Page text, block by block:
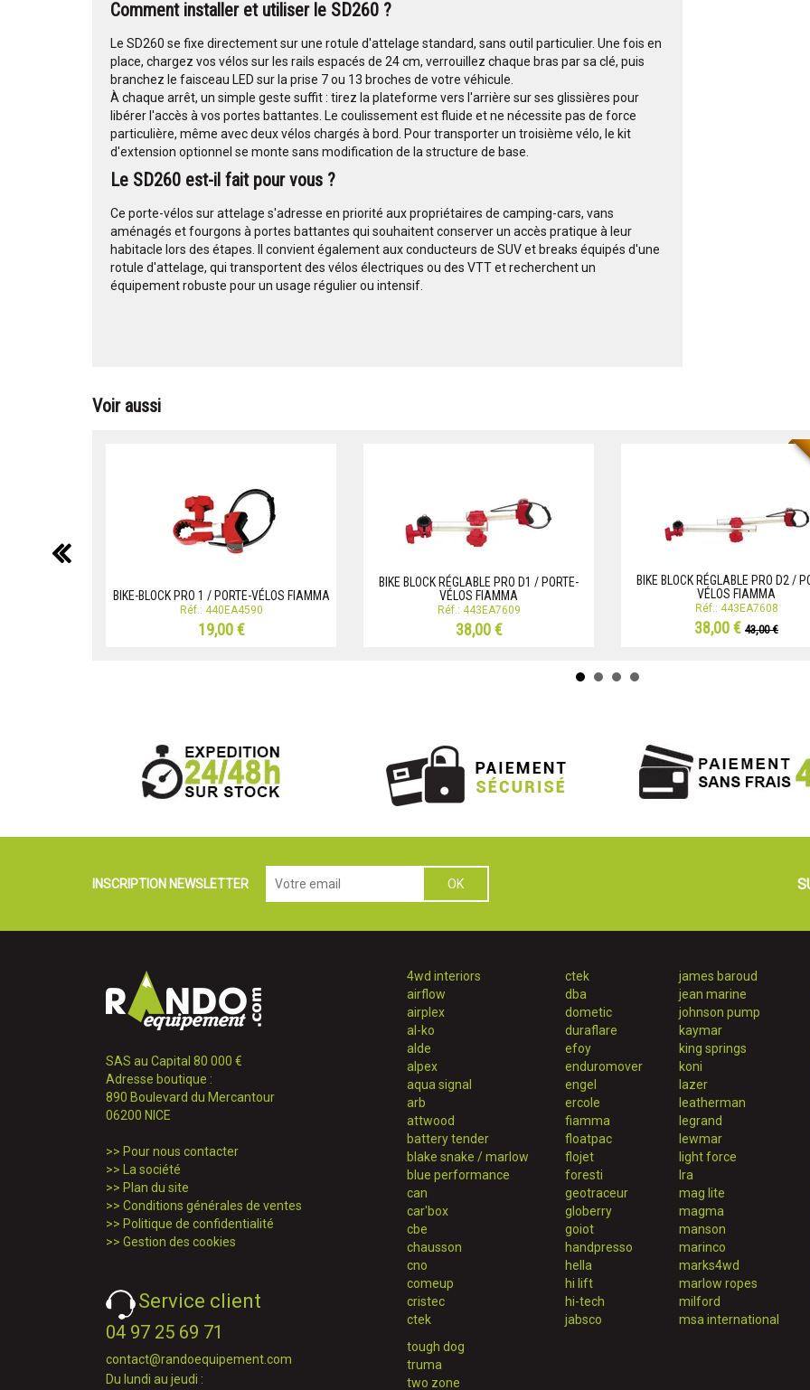
Comment installer et utiliser le SD260 ?
Le SD260 se fixe directement sur une rotule d'attelage standard, sans outil particulier. Une fois en
place, chargez vos vélos sur les rails espacés de 24 cm, verrouillez chaque bras par sa clé, puis
branchez le faisceau LED sur la prise 7 ou 13 broches de votre véhicule.
À chaque arrêt, un simple geste suffit : tirez la plateforme vers l'arrière sur ses glissières pour
libérer l'accès à vos portes battantes. Le coulissement est fluide et ne nécessite pas de force
particulière, même avec deux vélos chargés à bord. Pour transporter un troisième vélo, le kit
d'extension optionnel se monte sans modification de la structure de base.
Le SD260 est-il fait pour vous ?
Ce porte-vélos sur attelage s'adresse en priorité aux propriétaires de camping-cars, vans
aménagés et fourgons à portes battantes qui souhaitent conserver un accès pratique à leur
habitacle lors des étapes. Il convient également aux conducteurs de SUV et breaks équipés d'une
rotule d'attelage, qui transportent des vélos électriques ou des VTT et recherchent un
équipement robuste pour un usage régulier ou intensif.
Voir aussi
BIKE-BLOCK PRO 1 / PORTE-VÉLOS FIAMMA
Réf.: 440EA4590
19,00 €
BIKE BLOCK RÉGLABLE PRO D1 / PORTE-
VÉLOS FIAMMA
Réf.: 443EA7609
38,00 €
BIKE BLOCK RÉGLABLE PRO D2 /
VÉLOS FIAMMA
Réf.: 443EA7608
38,00 € 43,00 €
précédent
INSCRIPTION NEWSLETTER
SAS au Capital 80 000 €
Adresse boutique :
890 Boulevard du Mercantour
06200 NICE
>> Pour nous contacter
>> La société
>> Plan du site
>> Conditions générales de ventes
>> Politique de confidentialité
>> Gestion des cookies
Service client
04 97 25 69 71
contact@randoequipement.com
Du lundi au jeudi :
4wd interiors
airflow
airplex
al-ko
alde
alpex
aqua signal
arb
attwood
battery tender
blake snake / marlow
blue performance
can
car'box
cbe
chausson
cno
comeup
cristec
ctek
ctek
dba
dometic
duraflare
efoy
enduromover
engel
ercole
fiamma
floatpac
flojet
foresti
geotraceur
globerry
goiot
handpresso
hella
hi lift
hi-tech
jabsco
james baroud
jean marine
johnson pump
kaymar
king springs
koni
lazer
leatherman
legrand
lewmar
light force
lra
mag lite
magma
manson
marinco
marks4wd
marlow ropes
milford
msa international
tough dog
truma
two zone